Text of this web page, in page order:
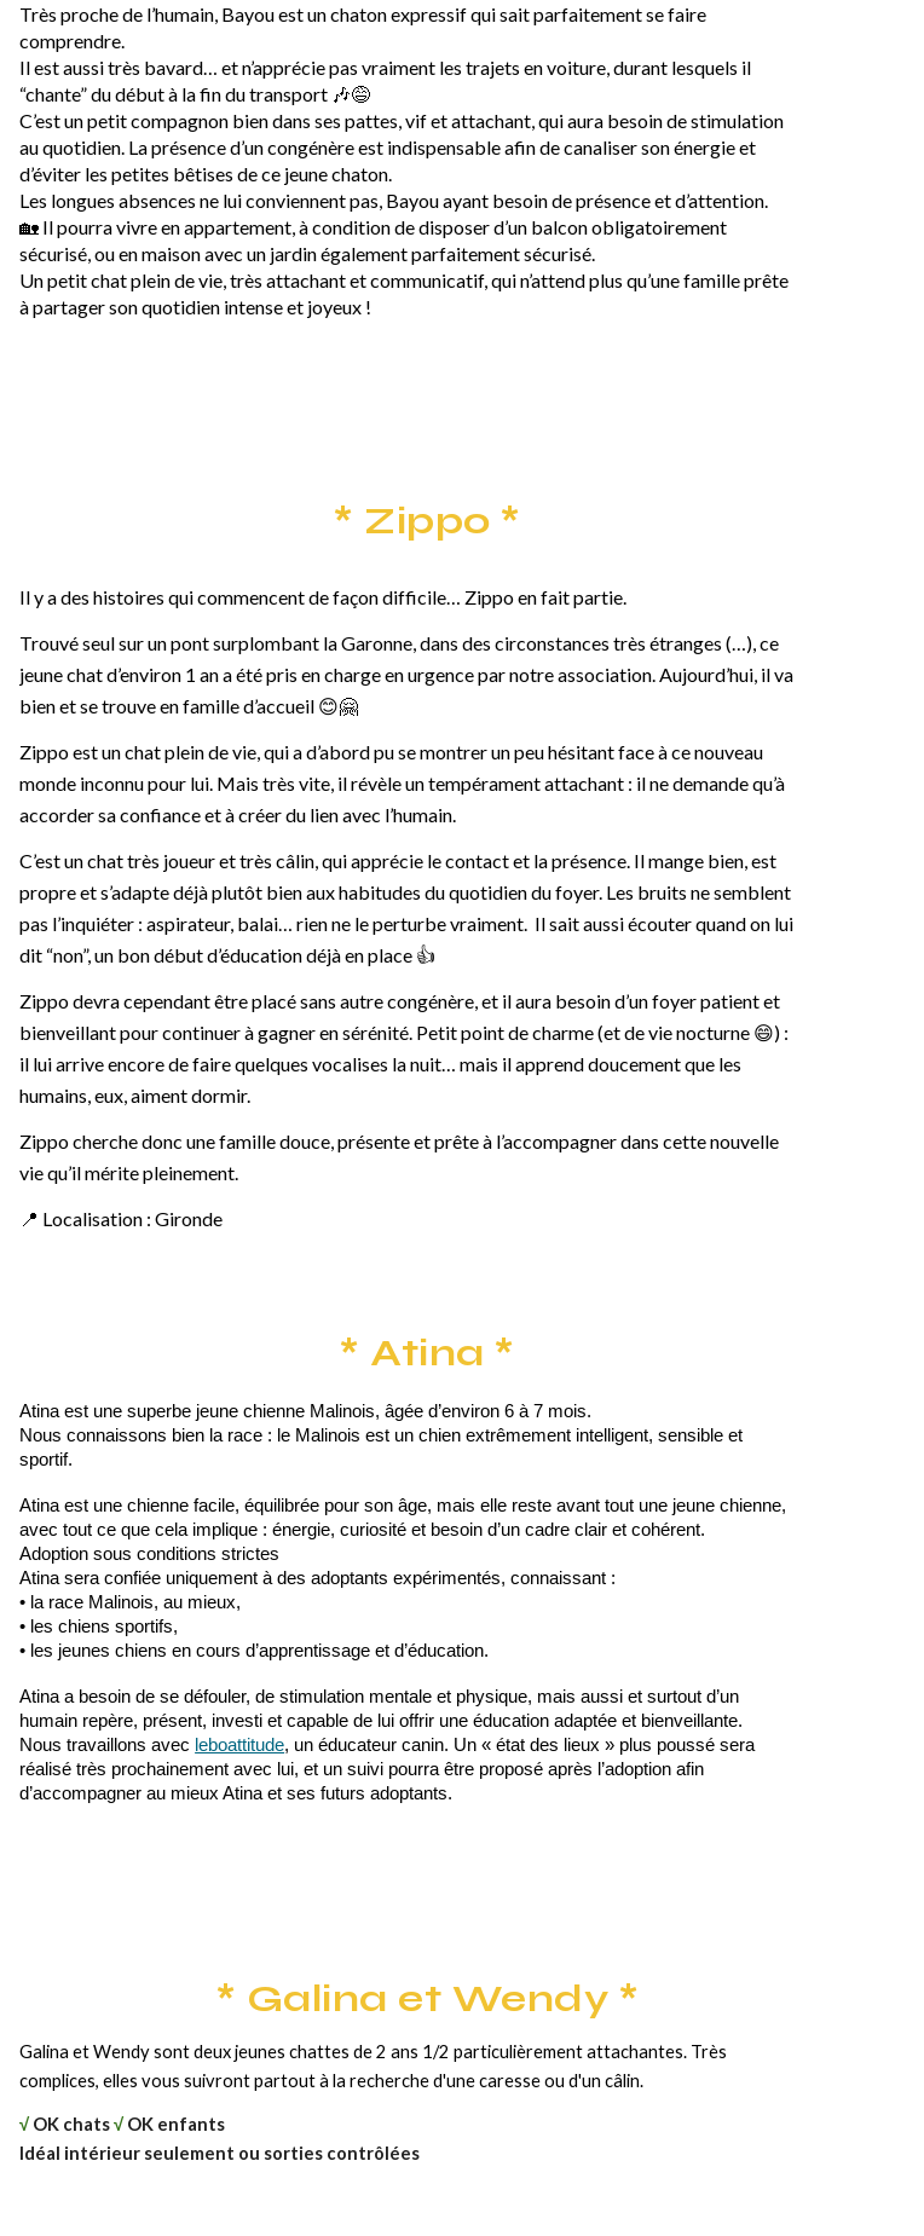
Très proche de l’humain, Bayou est un chaton expressif qui sait parfaitement se faire
comprendre.
Il est aussi très bavard… et n’apprécie pas vraiment les trajets en voiture, durant lesquels il
“chante” du début à la fin du transport 🎶😅
C’est un petit compagnon bien dans ses pattes, vif et attachant, qui aura besoin de stimulation
au quotidien. La présence d’un congénère est indispensable afin de canaliser son énergie et
d’éviter les petites bêtises de ce jeune chaton.
Les longues absences ne lui conviennent pas, Bayou ayant besoin de présence et d’attention.
🏡 Il pourra vivre en appartement, à condition de disposer d’un balcon obligatoirement
sécurisé, ou en maison avec un jardin également parfaitement sécurisé.
Un petit chat plein de vie, très attachant et communicatif, qui n’attend plus qu’une famille prête
à partager son quotidien intense et joyeux !
* Zippo *
Il y a des histoires qui commencent de façon difficile… Zippo en fait partie.
Trouvé seul sur un pont surplombant la Garonne, dans des circonstances très étranges (…), ce
jeune chat d’environ 1 an a été pris en charge en urgence par notre association. Aujourd’hui, il va
bien et se trouve en famille d’accueil 😊🤗
Zippo est un chat plein de vie, qui a d’abord pu se montrer un peu hésitant face à ce nouveau
monde inconnu pour lui. Mais très vite, il révèle un tempérament attachant : il ne demande qu’à
accorder sa confiance et à créer du lien avec l’humain.
C’est un chat très joueur et très câlin, qui apprécie le contact et la présence. Il mange bien, est
propre et s’adapte déjà plutôt bien aux habitudes du quotidien du foyer. Les bruits ne semblent
pas l’inquiéter : aspirateur, balai… rien ne le perturbe vraiment. Il sait aussi écouter quand on lui
dit “non”, un bon début d’éducation déjà en place 👍
Zippo devra cependant être placé sans autre congénère, et il aura besoin d’un foyer patient et
bienveillant pour continuer à gagner en sérénité. Petit point de charme (et de vie nocturne 😄) :
il lui arrive encore de faire quelques vocalises la nuit… mais il apprend doucement que les
humains, eux, aiment dormir.
Zippo cherche donc une famille douce, présente et prête à l’accompagner dans cette nouvelle
vie qu’il mérite pleinement.
📍 Localisation : Gironde
* Atina *
Atina est une superbe jeune chienne Malinois, âgée d’environ 6 à 7 mois.
Nous connaissons bien la race : le Malinois est un chien extrêmement intelligent, sensible et
sportif.
Atina est une chienne facile, équilibrée pour son âge, mais elle reste avant tout une jeune chienne,
avec tout ce que cela implique : énergie, curiosité et besoin d’un cadre clair et cohérent.
Adoption sous conditions strictes
Atina sera confiée uniquement à des adoptants expérimentés, connaissant :
• la race Malinois, au mieux,
• les chiens sportifs,
• les jeunes chiens en cours d’apprentissage et d’éducation.
Atina a besoin de se défouler, de stimulation mentale et physique, mais aussi et surtout d’un
humain repère, présent, investi et capable de lui offrir une éducation adaptée et bienveillante.
Nous travaillons avec leboattitude, un éducateur canin. Un « état des lieux » plus poussé sera
réalisé très prochainement avec lui, et un suivi pourra être proposé après l’adoption afin
d’accompagner au mieux Atina et ses futurs adoptants.
* Galina et Wendy *
Galina et Wendy sont deux jeunes chattes de 2 ans 1/2 particulièrement attachantes. Très
complices, elles vous suivront partout à la recherche d'une caresse ou d'un câlin.
√OK chats√OK enfants
Idéal intérieur seulement ou sorties contrôlées